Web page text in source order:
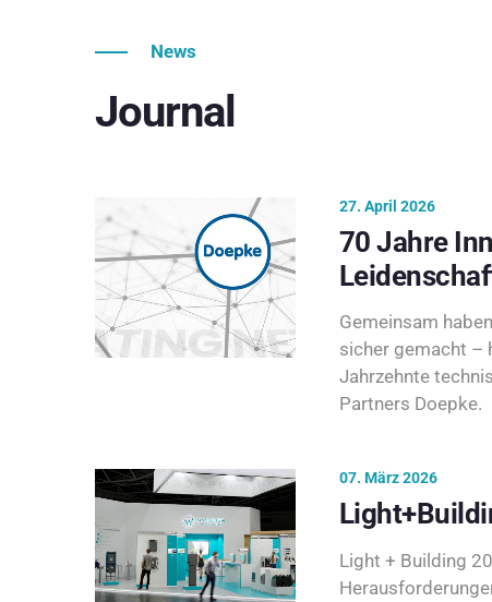
News
Journal
27. April 2026
70 Jahre
Gemeinsam
sicher gemacht –
Jahrzehnte
Partners Doepke.
07. März 2026
Light + Building